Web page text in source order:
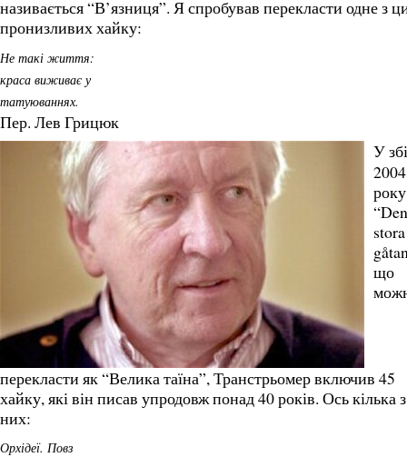
називається “В’язниця”. Я спробував перекласти одне з
пронизливих хайку:
Не такі життя:
краса виживає у
татуюваннях.
Пер. Лев Грицюк
У
2004
року
“Den
stora
що
перекласти як “Велика таїна”, Транстрьомер включив 45
хайку, які він писав упродовж понад 40 років. Ось кілька з
них:
Орхідеї. Повз